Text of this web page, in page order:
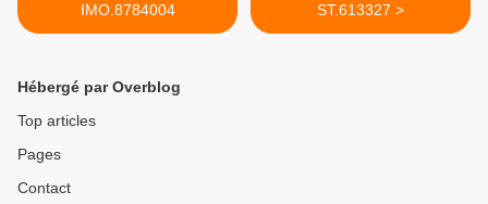
IMO.8784004
ST.613327 >
Hébergé par Overblog
Top articles
Pages
Contact